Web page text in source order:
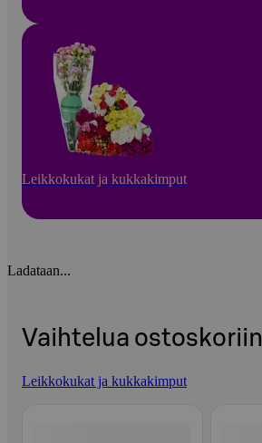
Leikkokukat ja kukkakimput
Ladataan...
Vaihtelua ostoskoriin
Leikkokukat ja kukkakimput